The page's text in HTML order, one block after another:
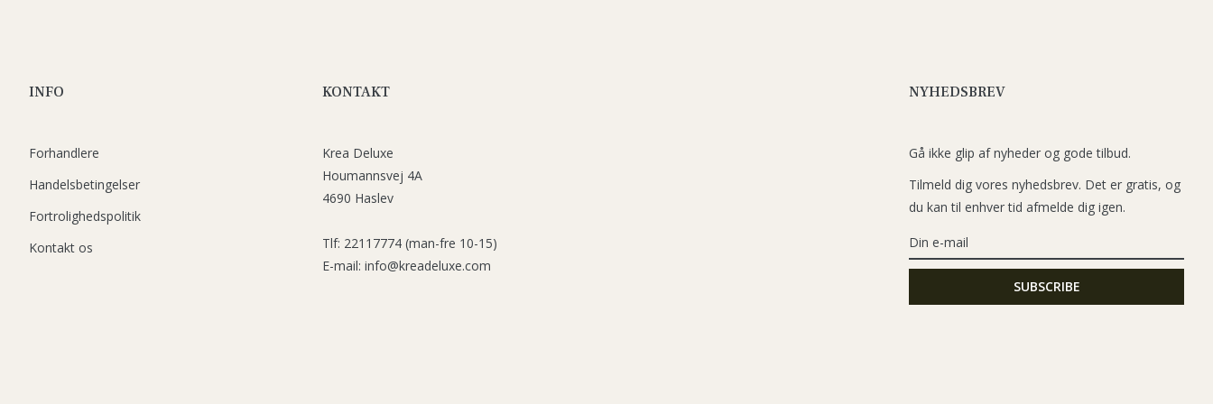
INFO
Forhandlere
Handelsbetingelser
Fortrolighedspolitik
Kontakt os
KONTAKT
Krea Deluxe
Houmannsvej 4A
4690 Haslev
Tlf: 22117774 (man-fre 10-15)
E-mail: info@kreadeluxe.com
NYHEDSBREV
Gå ikke glip af nyheder og gode tilbud.
Tilmeld dig vores nyhedsbrev. Det er gratis, og
du kan til enhver tid afmelde dig igen.